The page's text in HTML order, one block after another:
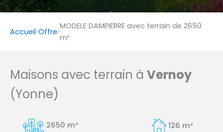
Accueil Offre
MODELE DAMPIERRE avec terrain de 2650
m²
Maisons avec terrain à Vernoy
(Yonne)
2650 m²
126 m²